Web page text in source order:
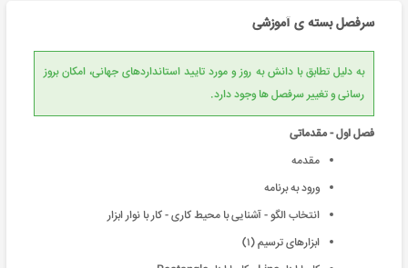
سرفصل بسته ی آموزشی
به دلیل تطابق با دانش به روز و مورد تایید استانداردهای جهانی، امکان بروز
رسانی و تغییر سرفصل ها وجود دارد.
فصل اول - مقدماتی
مقدمه
ورود به برنامه
انتخاب الگو - آشنایی با محیط کاری - کار با نوار ابزار
ابزارهای ترسیم (۱)